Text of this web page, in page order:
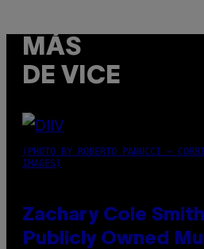
MÁS
DE VICE
(PHOTO BY ROBERTO PANUCCI –
IMAGES)
Zachary Cole
Publicly Owned